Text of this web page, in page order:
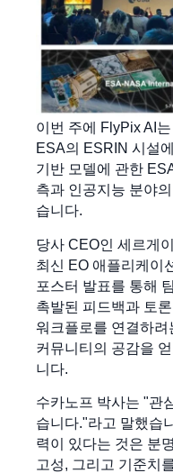
이번 주에 FlyPix AI
ESA의 ESRIN 시설
기반 모델에 관한
측과 인공지능 분야
습니다.
당사 CEO인 세르게
최신 EO 애플리케이
포스터 발표를 통해
촉발된 피드백과 토
워크플로를 연결하
커뮤니티의 공감을
니다.
수카노프 박사는 "관
습니다."라고 말했습
력이 있다는 것은 분
고성, 그리고 기준치